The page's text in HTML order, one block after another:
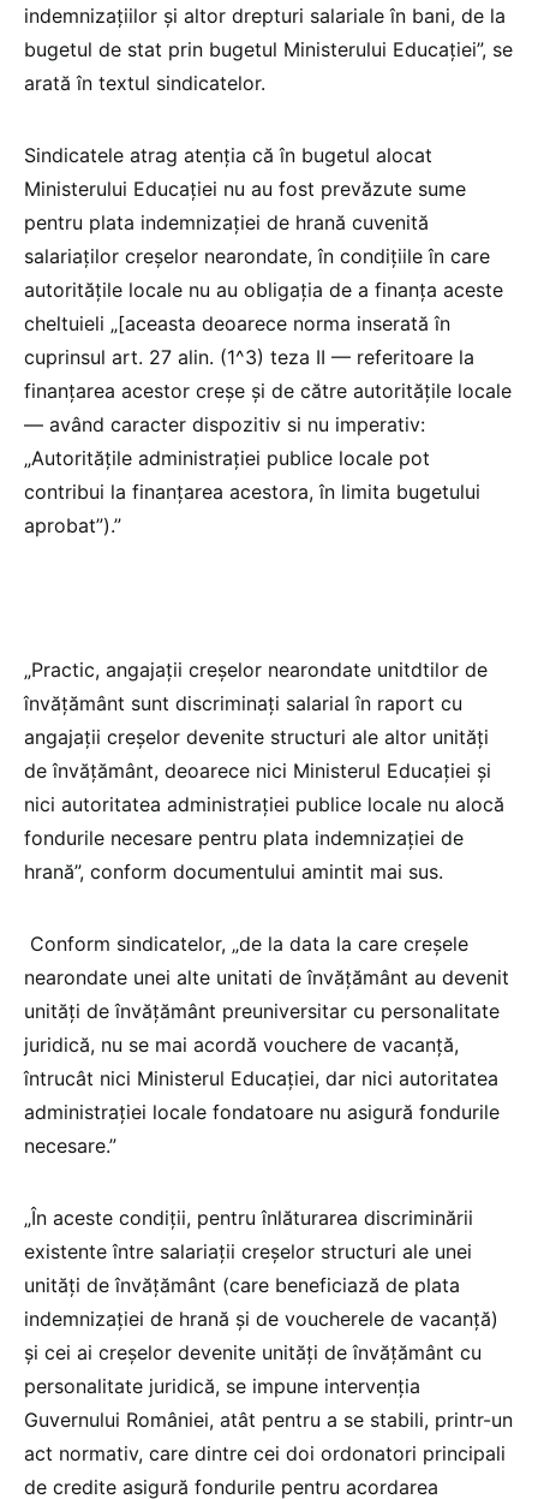
indemnizațiilor și altor drepturi salariale în bani, de la
bugetul de stat prin bugetul Ministerului Educației”, se
arată în textul sindicatelor.
Sindicatele atrag atenția că în bugetul alocat
Ministerului Educației nu au fost prevăzute sume
pentru plata indemnizației de hrană cuvenită
salariaților creșelor nearondate, în condițiile în care
autoritățile locale nu au obligația de a finanța aceste
cheltuieli „[aceasta deoarece norma inserată în
cuprinsul art. 27 alin. (1^3) teza II — referitoare la
finanțarea acestor creșe și de către autoritățile locale
— având caracter dispozitiv si nu imperativ:
„Autorităţile administraţiei publice locale pot
contribui la finanţarea acestora, în limita bugetului
aprobat”).”
„Practic, angajații creșelor nearondate unitdtilor de
învăţământ sunt discriminați salarial în raport cu
angajații creșelor devenite structuri ale altor unităţi
de învăţământ, deoarece nici Ministerul Educației și
nici autoritatea administrației publice locale nu alocă
fondurile necesare pentru plata indemnizației de
hrană”, conform documentului amintit mai sus.
Conform sindicatelor, „de la data la care creșele
nearondate unei alte unitati de învăţământ au devenit
unităţi de învățământ preuniversitar cu personalitate
juridică, nu se mai acordă vouchere de vacanță,
întrucât nici Ministerul Educației, dar nici autoritatea
administrației locale fondatoare nu asigură fondurile
necesare.”
„În aceste condiții, pentru înlăturarea discriminării
existente între salariații creșelor structuri ale unei
unităţi de învăţământ (care beneficiază de plata
indemnizației de hrană și de voucherele de vacanţă)
și cei ai creșelor devenite unități de învăţământ cu
personalitate juridică, se impune intervenția
Guvernului României, atât pentru a se stabili, printr-un
act normativ, care dintre cei doi ordonatori principali
de credite asigură fondurile pentru acordarea